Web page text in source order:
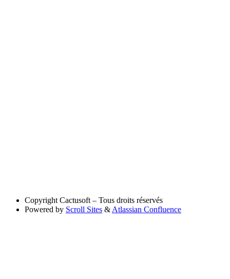
Copyright Cactusoft – Tous droits réservés
Powered by Scroll Sites & Atlassian Confluence